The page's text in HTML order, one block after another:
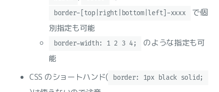
border-[top|right|bottom|left]-xxxx
で個
別指定も可能
border-width: 1 2 3 4;
のような指定も可
能
CSS のショートハンド( border: 1px black solid;